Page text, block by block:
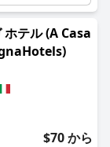
ています。必要
し、価格に見合
者にとって魅力
テル (A Casa
$70 から